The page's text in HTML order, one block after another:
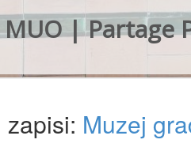
MUO | Partage
zapisi: Muzej